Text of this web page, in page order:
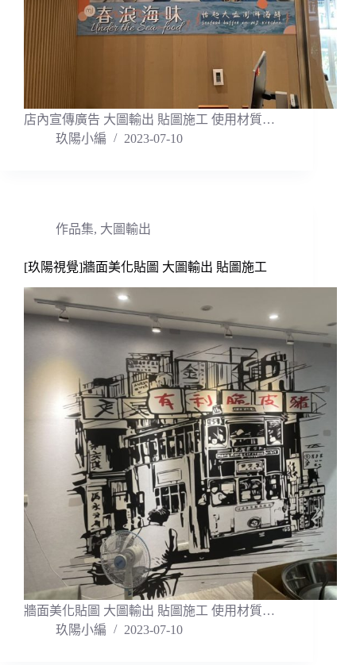
店內宣傳廣告 大圖輸出 貼圖施工 使用材質…
玖陽小編
2023-07-10
作品集, 大圖輸出
[玖陽視覺]牆面美化貼圖 大圖輸出 貼圖施工
牆面美化貼圖 大圖輸出 貼圖施工 使用材質…
玖陽小編
2023-07-10